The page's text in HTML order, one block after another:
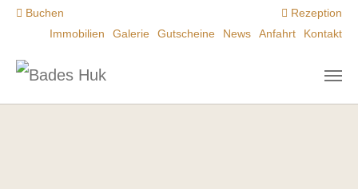
Zum Hauptinhalt springen
Buchen
Rezeption
Immobilien
Galerie Gutscheine News Anfahrt Kontakt